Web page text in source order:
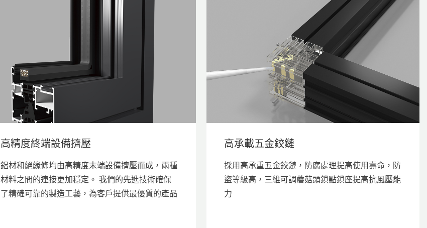
高精度終端設備擠壓
鋁材和絕緣條均由高精度末端設備擠壓而成，兩種
材料之間的連接更加穩定。 我們的先進技術確保
了精確可靠的製造工藝，為客戶提供最優質的產品
高承載五金鉸鏈
採用高承重五金鉸鏈，防腐處理提高使用壽命，防
盜等級高，三維可調蘑菇頭鎖點鎖座提高抗風壓能
力